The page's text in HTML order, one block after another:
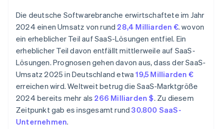
Die deutsche Softwarebranche erwirtschaftete im Jahr
2024 einen Umsatz von rund 28,4 Milliarden €. wovon
ein erheblicher Teil auf SaaS-Lösungen entfiel. Ein
erheblicher Teil davon entfällt mittlerweile auf SaaS-
Lösungen. Prognosen gehen davon aus, dass der SaaS-
Umsatz 2025 in Deutschland etwa19,5 Milliarden €
erreichen wird. Weltweit betrug die SaaS-Marktgröße
2024 bereits mehr als 266 Milliarden $. Zu diesem
Zeitpunkt gab es insgesamt rund30.800 SaaS-
Unternehmen.